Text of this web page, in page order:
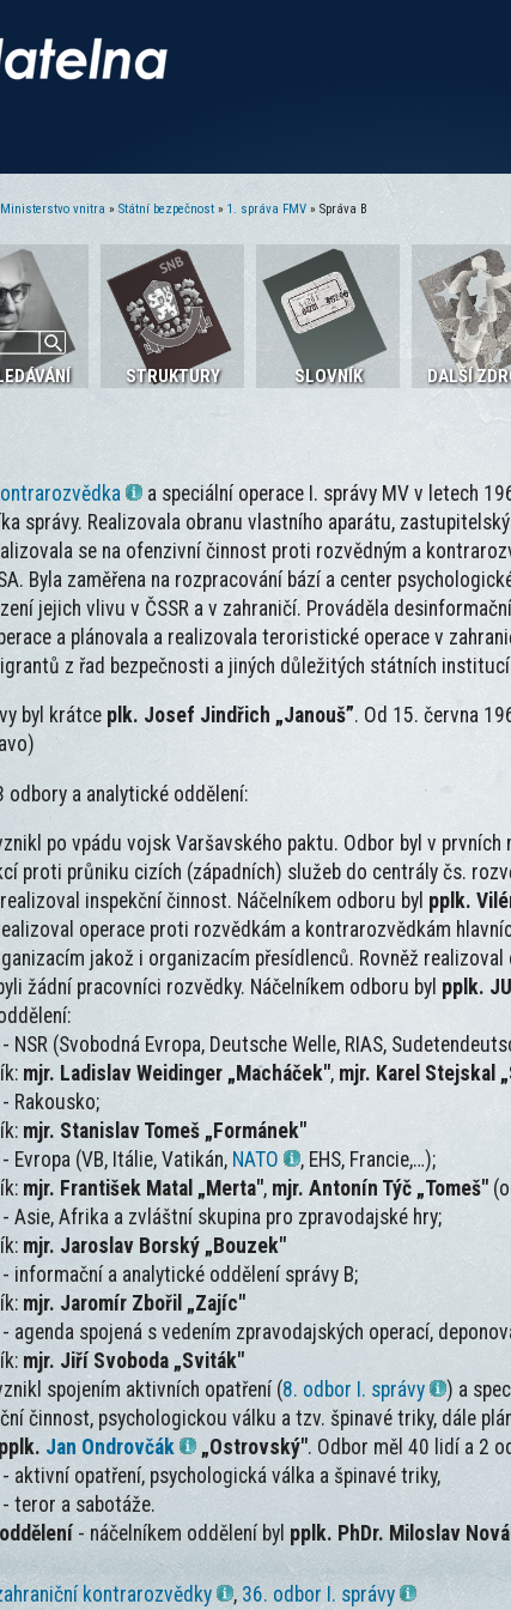
Ministerstvo vnitra » Státní bezpečnost » 1. správa FMV » Správa B
STRUKTURY SLOVNÍK DALŠÍ
a speciální operace I. správy MV v letech
správy. Realizovala obranu vlastního aparátu,
se na ofenzivní činnost proti rozvědným a
Byla zaměřena na rozpracování bází a center
jejich vlivu v ČSSR a v zahraničí. Prováděla
a plánovala a realizovala teroristické operace v
z řad bezpečnosti a jiných důležitých státních
byl krátce plk. Josef Jindřich „Janouš”. Od 15. června
odbory a analytické oddělení:
po vpádu vojsk Varšavského paktu. Odbor byl v
proti průniku cizích (západních) služeb do centrály čs.
inspekční činnost. Náčelníkem odboru byl pplk.
operace proti rozvědkám a kontrarozvědkám
jakož i organizacím přesídlenců. Rovněž
žádní pracovníci rozvědky. Náčelníkem odboru byl pplk.
NSR (Svobodná Evropa, Deutsche Welle, RIAS,
mjr. Ladislav Weidinger „Macháček", mjr. Karel Stejskal
Rakousko;
mjr. Stanislav Tomeš „Formánek"
Evropa (VB, Itálie, Vatikán, NATO
, EHS, Francie,…);
mjr. František Matal „Merta", mjr. Antonín Týč „Tomeš"
Asie, Afrika a zvláštní skupina pro zpravodajské hry;
mjr. Jaroslav Borský „Bouzek"
informační a analytické oddělení správy B;
mjr. Jaromír Zbořil „Zajíc"
agenda spojená s vedením zpravodajských operací,
mjr. Jiří Svoboda „Sviták"
spojením aktivních opatření (8. odbor I. správy ) a
činnost, psychologickou válku a tzv. špinavé triky, dále
pplk. Jan Ondrovčák „Ostrovský". Odbor měl 40 lidí a 2
aktivní opatření, psychologická válka a špinavé triky,
teror a sabotáže.
- náčelníkem oddělení byl pplk. PhDr. Miloslav
kontrarozvědky , 36. odbor I. správy